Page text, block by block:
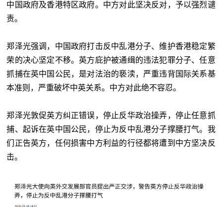
中国政府及香港特区政府。中方对此坚决反对，予以强烈谴
责。
郑泽光强调，中国政府打击反中乱港分子、维护香港稳定繁
荣的决心坚定不移。英方庇护被通缉的违法犯罪分子、任意
抓捕在英中国公民，是对法治的亵渎，严重违背国际关系基
本准则，严重破坏中英关系。中方对此绝不容忍。
郑泽光敦促英方纠正错误，停止反华政治操弄，停止任意抓
捕、起诉在英中国公民，停止为反中乱港分子撑腰打气。我
们正告英方，任何损害中方利益的行径都将遭到中方坚决反
击。